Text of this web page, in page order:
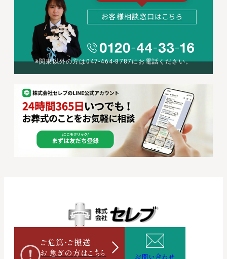
お客様相談窓口はこちら
※関東以外の方は047-464-8787にお電話ください。
ご危篤・ご搬送
お急ぎの方はこちら お問い合わせ